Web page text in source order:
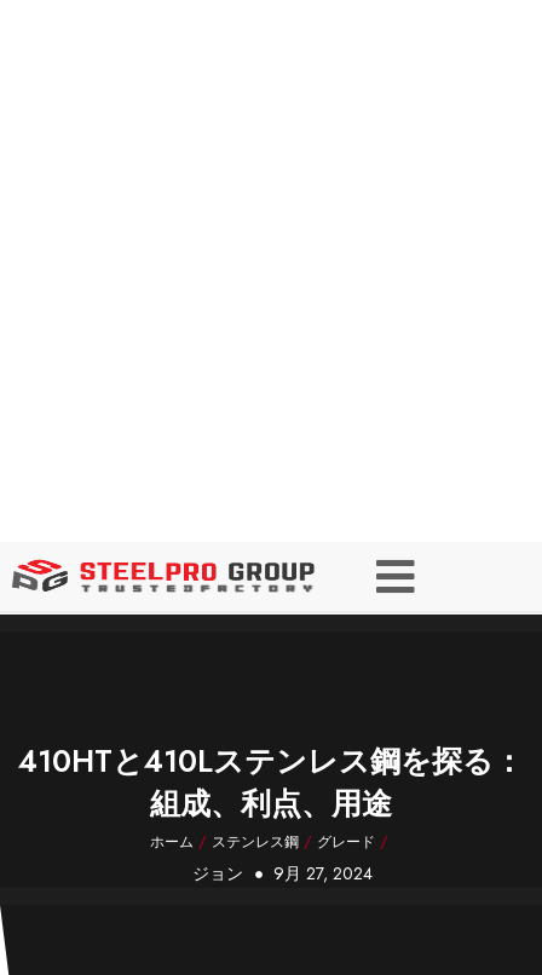
410HTと410Lステンレス鋼を探る：
組成、利点、用途
ホーム / ステンレス鋼/ グレード /
ジョン 9月 27, 2024